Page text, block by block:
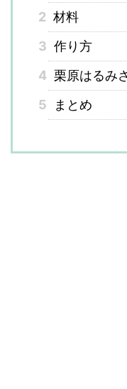
2 材料
3 作り方
4 栗原はるみ
5
まとめ